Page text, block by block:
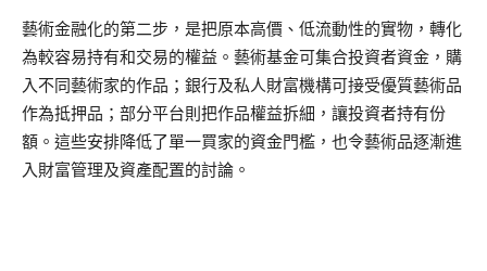
藝術金融化的第二步，是把原本高價、低流動性的實物，轉化
為較容易持有和交易的權益。藝術基金可集合投資者資金，購
入不同藝術家的作品；銀行及私人財富機構可接受優質藝術品
作為抵押品；部分平台則把作品權益拆細，讓投資者持有份
額。這些安排降低了單一買家的資金門檻，也令藝術品逐漸進
入財富管理及資產配置的討論。